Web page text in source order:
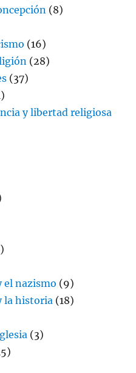
(8)
(16)
(28)
(37)
y libertad religiosa
el nazismo (9)
la historia (18)
(3)